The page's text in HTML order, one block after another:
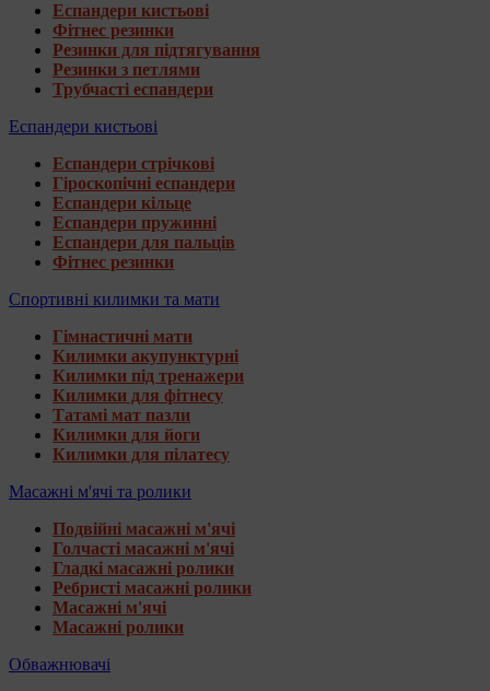
Еспандери кистьові
Фітнес резинки
Резинки для підтягування
Резинки з петлями
Трубчасті еспандери
Еспандери кистьові
Еспандери стрічкові
Гіроскопічні еспандери
Еспандери кільце
Еспандери пружинні
Еспандери для пальців
Фітнес резинки
Спортивні килимки та мати
Гімнастичні мати
Килимки акупунктурні
Килимки під тренажери
Килимки для фітнесу
Татамі мат пазли
Килимки для йоги
Килимки для пілатесу
Масажні м'ячі та ролики
Подвійні масажні м'ячі
Голчасті масажні м'ячі
Гладкі масажні ролики
Ребристі масажні ролики
Масажні м'ячі
Масажні ролики
Обважнювачі